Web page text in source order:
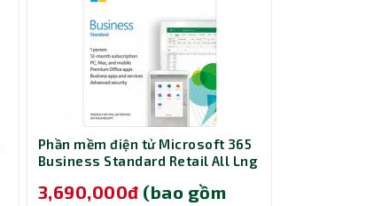
Phần mềm điện tử Microsoft 365
Business Standard Retail All Lng
NR-KLQ-00209
3,690,000đ (bao gồm